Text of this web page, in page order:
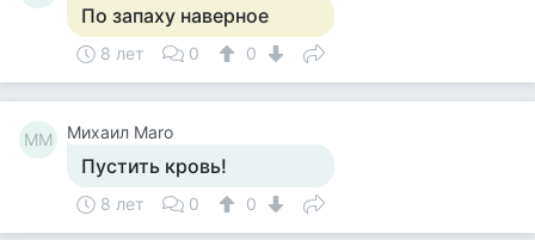
По запаху наверное
8 лет 0 0
МM Михаил Maro
Пустить кровь!
8 лет 0 0